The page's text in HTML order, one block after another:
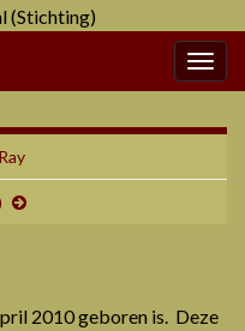
2010 geboren is. Deze